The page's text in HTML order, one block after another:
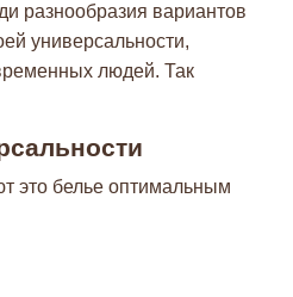
разнообразия вариантов
универсальности,
людей. Так
это белье оптимальным